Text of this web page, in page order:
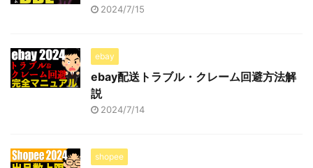
2024/7/15
ebay
ebay配送トラブル・クレーム回避方法解
説
2024/7/14
shopee